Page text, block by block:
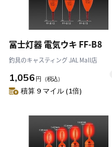
冨士灯器 電気ウキ FF-B8
釣具のキャスティング JAL Mall店
1,056 円 （税込）
積算 9 マイル (1倍)